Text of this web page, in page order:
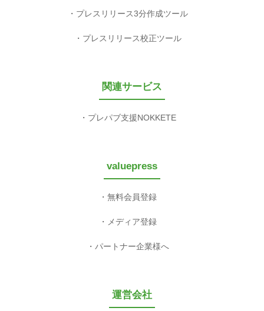
プレスリリース3分作成ツール
プレスリリース校正ツール
関連サービス
プレパブ支援NOKKETE
valuepress
無料会員登録
メディア登録
パートナー企業様へ
運営会社